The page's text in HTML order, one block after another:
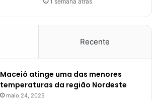
Recente
Maceió atinge uma das menores
temperaturas da região Nordeste
maio 24, 2025